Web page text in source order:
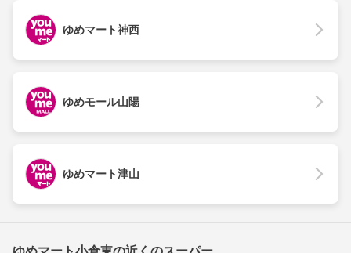
ゆめマート神西
ゆめモール山陽
ゆめマート津山